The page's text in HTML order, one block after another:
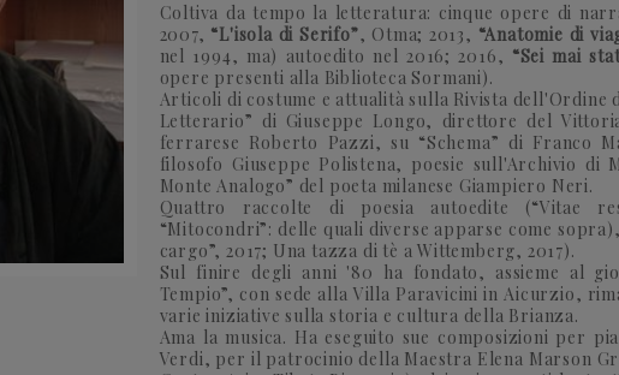
Coltiva da tempo la letteratura: cinque opere di
2007, “L'isola di Serifo”, Otma; 2013, “Anatomie di
nel 1994, ma) autoedito nel 2016; 2016, “Sei mai
opere presenti alla Biblioteca Sormani).
Articoli di costume e attualità sulla Rivista dell'Ordine
Letterario” di Giuseppe Longo, direttore del
ferrarese Roberto Pazzi, su “Schema” di Franco
filosofo Giuseppe Polistena, poesie sull'Archivio di
Monte Analogo” del poeta milanese Giampiero Neri.
Quattro raccolte di poesia autoedite (“Vitae
“Mitocondri”: delle quali diverse apparse come sopra)
cargo”, 2017; Una tazza di tè a Wittemberg, 2017).
Sul finire degli anni '80 ha fondato, assieme al
Tempio”, con sede alla Villa Paravicini in Aicurzio,
varie iniziative sulla storia e cultura della Brianza.
Ama la musica. Ha eseguito sue composizioni per
Verdi, per il patrocinio della Maestra Elena Marson